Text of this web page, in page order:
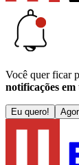
Você quer ficar
notificações
Eu quero!